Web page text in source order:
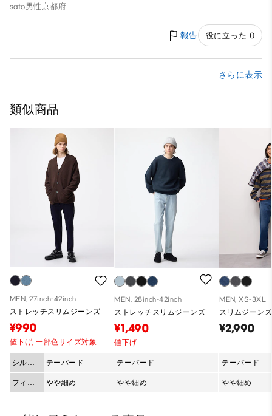
sato男性京都府
報告 役に立った 0
さらに表示
類似商品
MEN, 27inch-42inch
ストレッチスリムジーンズ
¥990
値下げ,一部色サイズ対象
シルエ
ット
テーパード
フィッ
ト
やや細め
MEN, 28inch-42inch
ストレッチスリムジーンズ
¥1,490
値下げ
テーパード
やや細め
MEN, XS-3XL
スリムジーン
¥2,990
テーパード
やや細め